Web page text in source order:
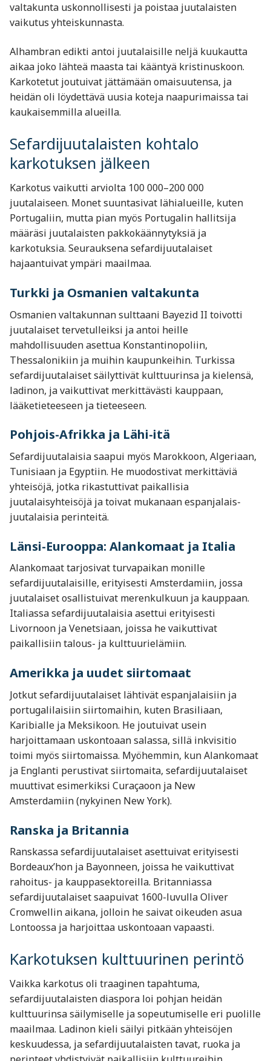
valtakunta uskonnollisesti ja poistaa juutalaisten
vaikutus yhteiskunnasta.
Alhambran edikti antoi juutalaisille neljä kuukautta
aikaa joko lähteä maasta tai kääntyä kristinuskoon.
Karkotetut joutuivat jättämään omaisuutensa, ja
heidän oli löydettävä uusia koteja naapurimaissa tai
kaukaisemmilla alueilla.
Sefardijuutalaisten kohtalo
karkotuksen jälkeen
Karkotus vaikutti arviolta 100 000–200 000
juutalaiseen. Monet suuntasivat lähialueille, kuten
Portugaliin, mutta pian myös Portugalin hallitsija
määräsi juutalaisten pakkokäännytyksiä ja
karkotuksia. Seurauksena sefardijuutalaiset
hajaantuivat ympäri maailmaa.
Turkki ja Osmanien valtakunta
Osmanien valtakunnan sulttaani Bayezid II toivotti
juutalaiset tervetulleiksi ja antoi heille
mahdollisuuden asettua Konstantinopoliin,
Thessalonikiin ja muihin kaupunkeihin. Turkissa
sefardijuutalaiset säilyttivät kulttuurinsa ja kielensä,
ladinon, ja vaikuttivat merkittävästi kauppaan,
lääketieteeseen ja tieteeseen.
Pohjois-Afrikka ja Lähi-itä
Sefardijuutalaisia saapui myös Marokkoon, Algeriaan,
Tunisiaan ja Egyptiin. He muodostivat merkittäviä
yhteisöjä, jotka rikastuttivat paikallisia
juutalaisyhteisöjä ja toivat mukanaan espanjalais-
juutalaisia perinteitä.
Länsi-Eurooppa: Alankomaat ja Italia
Alankomaat tarjosivat turvapaikan monille
sefardijuutalaisille, erityisesti Amsterdamiin, jossa
juutalaiset osallistuivat merenkulkuun ja kauppaan.
Italiassa sefardijuutalaisia asettui erityisesti
Livornoon ja Venetsiaan, joissa he vaikuttivat
paikallisiin talous- ja kulttuurielämiin.
Amerikka ja uudet siirtomaat
Jotkut sefardijuutalaiset lähtivät espanjalaisiin ja
portugalilaisiin siirtomaihin, kuten Brasiliaan,
Karibialle ja Meksikoon. He joutuivat usein
harjoittamaan uskontoaan salassa, sillä inkvisitio
toimi myös siirtomaissa. Myöhemmin, kun Alankomaat
ja Englanti perustivat siirtomaita, sefardijuutalaiset
muuttivat esimerkiksi Curaçaoon ja New
Amsterdamiin (nykyinen New York).
Ranska ja Britannia
Ranskassa sefardijuutalaiset asettuivat erityisesti
Bordeaux’hon ja Bayonneen, joissa he vaikuttivat
rahoitus- ja kauppasektoreilla. Britanniassa
sefardijuutalaiset saapuivat 1600-luvulla Oliver
Cromwellin aikana, jolloin he saivat oikeuden asua
Lontoossa ja harjoittaa uskontoaan vapaasti.
Karkotuksen kulttuurinen perintö
Vaikka karkotus oli traaginen tapahtuma,
sefardijuutalaisten diaspora loi pohjan heidän
kulttuurinsa säilymiselle ja sopeutumiselle eri puolille
maailmaa. Ladinon kieli säilyi pitkään yhteisöjen
keskuudessa, ja sefardijuutalaisten tavat, ruoka ja